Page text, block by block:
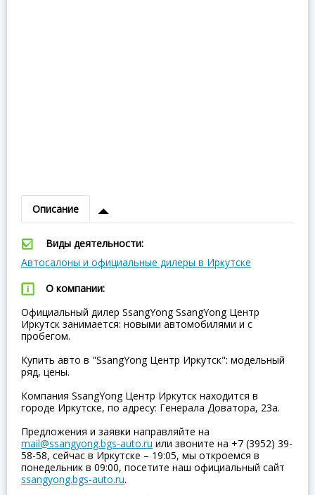
Описание
Виды деятельности:
Автосалоны и официальные дилеры в Иркутске
О компании:
Официальный дилер SsangYong SsangYong Центр
Иркутск занимается: новыми автомобилями и с
пробегом.
Купить авто в "SsangYong Центр Иркутск": модельный
ряд, цены.
Компания SsangYong Центр Иркутск находится в
городе Иркутске, по адресу: Генерала Доватора, 23а.
Предложения и заявки направляйте на
mail@ssangyong.bgs-auto.ru или звоните на +7 (3952) 39-
58-58, сейчас в Иркутске – 19:05, мы откроемся в
понедельник в 09:00, посетите наш официальный сайт
ssangyong.bgs-auto.ru.